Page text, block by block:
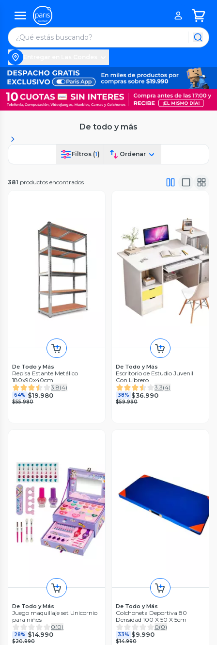
De todo y más
Filtros (1) Ordenar
381 productos encontrados
De Todo y Más
Repisa Estante Metálico
180x90x40cm
3.8(4)
64% $19.980
$55.980
De Todo y Más
Escritorio de Estudio Juvenil
Con Librero
3.3(4)
38% $36.990
$59.990
De Todo y Más
Juego maquillaje set Unicornio
para niños
0(0)
28% $14.990
$20.990
De Todo y Más
Colchoneta Deportiva 80
Densidad 100 X 50 X 5cm
0(0)
33% $9.990
$14.990